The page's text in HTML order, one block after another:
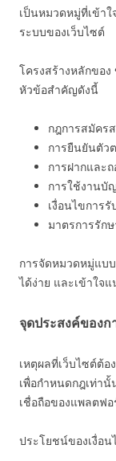
เป็นหมวดหมู่ที่เข้า
ระบบของเว็บไซต์
โครงสร้างหลักของ
หัวข้อสำคัญดังนี้
กฎการสมัคร
การยืนยันตัว
การฝากและ
การใช้งานบั
เงื่อนไขการ
มาตรการรัก
การจัดหมวดหมู่แบ
ได้ง่าย และเข้าใจ
จุดประสงค์ของก
เหตุผลที่เว็บไซต์ต้อ
เพื่อกำหนดกฎเท่า
เชื่อถือของแพลตฟอ
ประโยชน์ของเงื่อน